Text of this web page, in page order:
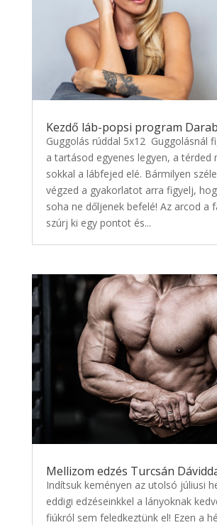
Kezdő láb-popsi program
Guggolás rúddal 5x12 Guggolásnál
a tartásod egyenes legyen, a térded
sokkal a lábfejed elé. Bármilyen
végzed a gyakorlatot arra figyelj,
soha ne dőljenek befelé! Az arcod a
szúrj ki egy pontot és...
Mellizom edzés Turcsán
Indítsuk keményen az utolsó júliusi
eddigi edzéseinkkel a lányoknak
fiúkról sem feledkeztünk el! Ezen a